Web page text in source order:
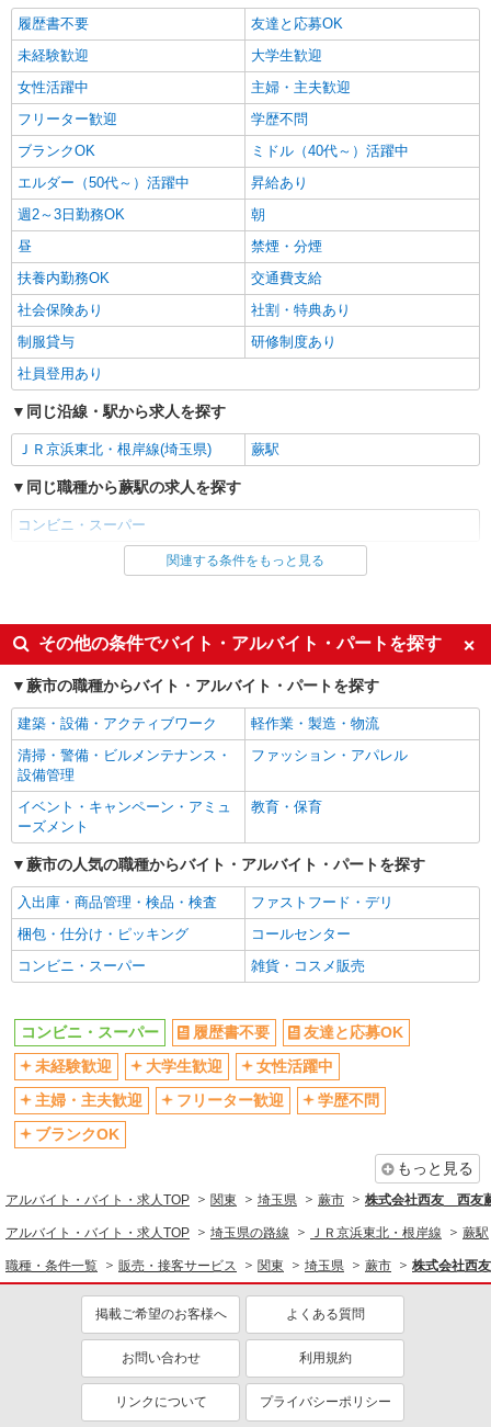
詳細を見る
アルバイト
ライフ蕨駅前店（店舗コード636）
NEW
夜間店舗運営補助
時給1,150円以上
ライフ蕨駅前店 埼玉県蕨市塚越1-7-9
キープ 詳細を見る
派遣社員
株式会社ジョブリンクシステムズ
精肉加工業務
時給1900円 月収例334,400円（22日勤務の場
埼玉県蕨市北町5丁目
キープ
履歴書不要
友達と応募OK
未経験歓迎
大学生歓迎
女性活躍中
主婦・主夫歓迎
フリーター歓迎
学歴不問
ブランクOK
ミドル（40代～）活躍中
エルダー（50代～）活躍中
昇給あり
週2～3日勤務OK
朝
昼
禁煙・分煙
扶養内勤務OK
交通費支給
社会保険あり
社割・特典あり
制服貸与
研修制度あり
社員登用あり
同じ沿線・駅から求人を探す
ＪＲ京浜東北・根岸線(埼玉県) 蕨駅
同じ職種から蕨駅の求人を探す
コンビニ・スーパー
同じ雇用形態から蕨駅の求人を探す
同じ特徴から蕨駅の求人を探す
履歴書不要
友達と応募OK
未経験歓迎
大学生歓迎
女性活躍中
主婦・主夫歓迎
フリーター歓迎
ブランクOK
ミドル（40代～）活躍中
エルダー（50代～）活躍中
週2～3日勤務OK
朝
昼
禁煙・分煙
扶養内勤務OK
交通費支給
社会保険あり
社割・特典あり
社員登用あり
同じ職種から求人を探す
販売・接客サービス
コンビニ・スーパー
未経験歓迎
大学生歓迎
ミドル（40代～）活躍中
週2～3日勤務OK
扶養内勤務OK
交通費支給
社会保険あり
社員登用あり
関連する条件をもっと見る
その他の条件でバイト・アルバイト・パートを探す
蕨市の職種からバイト・アルバイト・パートを探す
建築・設備・アクティブワーク
軽作業・製造・物流
清掃・警備・ビルメンテナンス・
設備管理
ファッション・アパレル
イベント・キャンペーン・アミュ
ーズメント
教育・保育
蕨市の人気の職種からバイト・アルバイト・パートを探す
入出庫・商品管理・検品・検査
ファストフード・デリ
梱包・仕分け・ピッキング
コールセンター
コンビニ・スーパー
雑貨・コスメ販売
コンビニ・スーパー 履歴書不要
友達と応募OK
未経験歓迎
大学生歓迎
女性活躍中
主婦・主夫歓迎
フリーター歓迎
学歴不問
ブランクOK
もっと見る
アルバイト・バイト・求人TOP 関東 埼玉県 蕨市 株式会社西友 西友
アルバイト・バイト・求人TOP 埼玉県の路線 ＪＲ京浜東北・根岸線 蕨駅
職種・条件一覧 販売・接客サービス 関東 埼玉県 蕨市 株式会社西
掲載ご希望のお客様へ よくある質問
お問い合わせ 利用規約
リンクについて プライバシーポリシー